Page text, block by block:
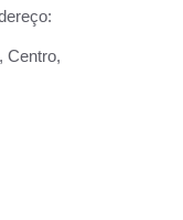
Centro,